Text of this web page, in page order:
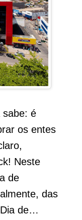
sabe: é
os entes
Neste
de
das
de